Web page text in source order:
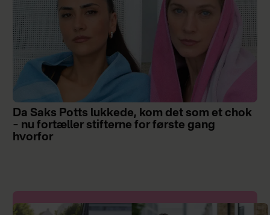
Da Saks Potts lukkede, kom det som et chok
– nu fortæller stifterne for første gang
hvorfor